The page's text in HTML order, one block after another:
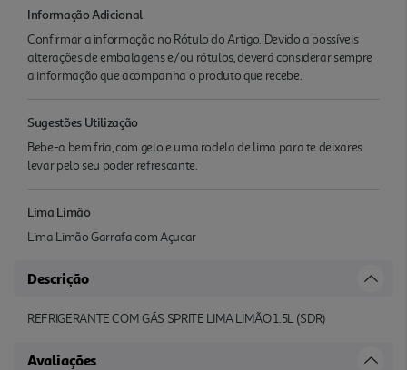
Informação Adicional
Confirmar a informação no Rótulo do Artigo. Devido a possíveis
alterações de embalagens e/ou rótulos, deverá considerar sempre
a informação que acompanha o produto que recebe.
Sugestões Utilização
Bebe-a bem fria, com gelo e uma rodela de lima para te deixares
levar pelo seu poder refrescante.
Lima Limão
Lima Limão Garrafa com Açucar
Descrição
REFRIGERANTE COM GÁS SPRITE LIMA LIMÃO 1.5L (SDR)
Avaliações